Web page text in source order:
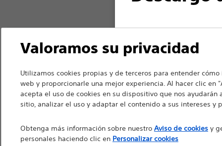
Para profesionales
las siguientes
cumplen la ley de
artículo 34. Otros
derecha del sitio web.
Tenga en cuenta
sanitarios de países
Boston Scientific es una empresa
soluciones médicas innovadoras
mundo.
Profesionales
Valoramos su privacidad
Utilizamos cookies propias y de terceros para entender
web y proporcionarle una mejor experiencia. Al hacer clic en
acepta el uso de cookies en su dispositivo que nos ayudarán
sitio, analizar el uso y adaptar el contenido a sus intereses y
Obtenga más información sobre nuestro Aviso de cookiesy
personales haciendo clic en Personalizar cookies